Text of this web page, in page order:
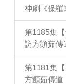
神劇《保羅
第1185集
訪方顗茹傳
第1181集
方顗茹傳道